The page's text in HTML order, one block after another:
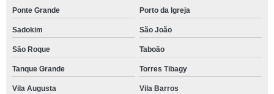
Ponte Grande Porto da Igreja
Sadokim São João
São Roque Taboão
Tanque Grande Torres Tibagy
Vila Augusta Vila Barros